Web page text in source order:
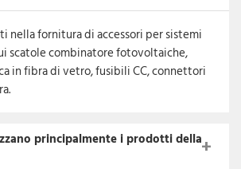
nella fornitura di accessori per sistemi
scatole combinatore fotovoltaiche,
in fibra di vetro, fusibili CC, connettori
principalmente i prodotti della